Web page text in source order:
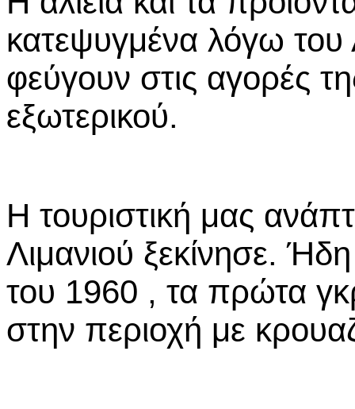
κατεψυγμένα λόγω του
φεύγουν στις αγορές
εξωτερικού.
Η τουριστική μας
Λιμανιού ξεκίνησε.
του 1960 , τα πρώτα
στην περιοχή με